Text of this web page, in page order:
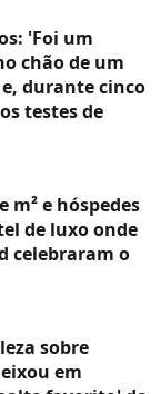
'Foi um
chão de um
durante cinco
testes de
m² e hóspedes
de luxo onde
celebraram o
sobre
em